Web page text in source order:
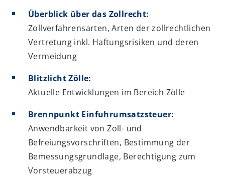
Überblick über das Zollrecht:
Zollverfahrensarten, Arten der zollrechtlichen
Vertretung inkl. Haftungsrisiken und deren
Vermeidung
Blitzlicht Zölle:
Aktuelle Entwicklungen im Bereich Zölle
Brennpunkt Einfuhrumsatzsteuer:
Anwendbarkeit von Zoll- und
Befreiungsvorschriften, Bestimmung der
Bemessungsgrundlage, Berechtigung zum
Vorsteuerabzug